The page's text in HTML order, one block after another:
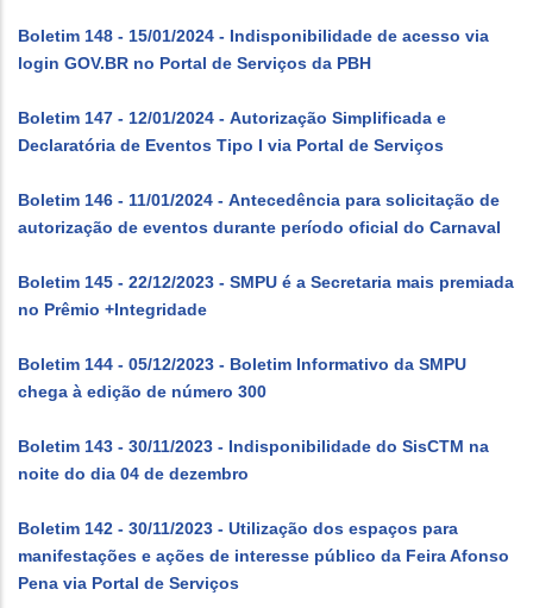
Boletim 148 - 15/01/2024 - Indisponibilidade de acesso via
login GOV.BR no Portal de Serviços da PBH
Boletim 147 - 12/01/2024 - Autorização Simplificada e
Declaratória de Eventos Tipo I via Portal de Serviços
Boletim 146 - 11/01/2024 - Antecedência para solicitação de
autorização de eventos durante período oficial do Carnaval
Boletim 145 - 22/12/2023 - SMPU é a Secretaria mais premiada
no Prêmio +Integridade
Boletim 144 - 05/12/2023 - Boletim Informativo da SMPU
chega à edição de número 300
Boletim 143 - 30/11/2023 - Indisponibilidade do SisCTM na
noite do dia 04 de dezembro
Boletim 142 - 30/11/2023 - Utilização dos espaços para
manifestações e ações de interesse público da Feira Afonso
Pena via Portal de Serviços